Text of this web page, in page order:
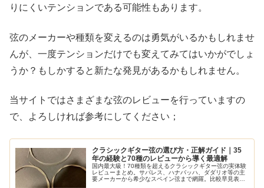
りにくいテンションである可能性もあります。
弦のメーカーや種類を変えるのは勇気がいるかもしれませ
んが、一度テンションだけでも変えてみてはいかがでしょ
うか？もしかすると新たな発見があるかもしれません。
当サイトではさまざまな弦のレビューを行っていますの
で、よろしければ参考にしてください；
クラシックギター弦の選び方・正解ガイド｜35
年の経験と70種のレビューから導く最適解
国内最大級！70種類を超えるクラシックギター弦の実体験
レビューまとめ。サバレス、ハナバッハ、ダダリオ等の主
要メーカーから希少なスペイン弦まで網羅。比較早見表や